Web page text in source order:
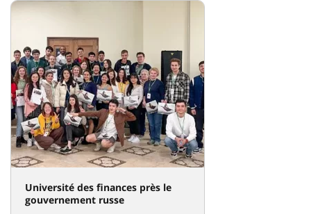
Université des finances près le
gouvernement russe